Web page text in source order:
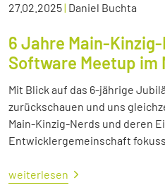
27.02.2025| Daniel Buchta
6 Jahre Main-
Software Meetup im
Mit Blick auf das 6-jährige
zurückschauen und uns
Main-Kinzig-Nerds und deren
Entwicklergemeinschaft
weiterlesen